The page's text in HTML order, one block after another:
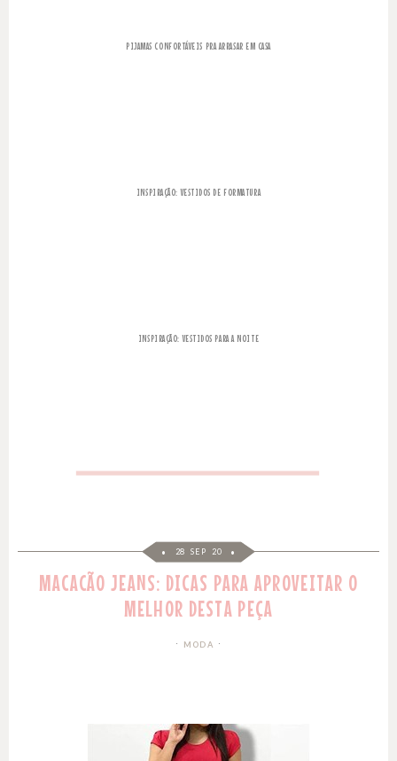
PIJAMAS CONFORTÁVEIS PRA ARRASAR EM CASA
INSPIRAÇÃO: VESTIDOS DE FORMATURA
INSPIRAÇÃO: VESTIDOS PARA A NOITE
28 SEP 20
MACACÃO JEANS: DICAS PARA APROVEITAR O
MELHOR DESTA PEÇA
MODA